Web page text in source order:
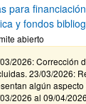
para
y fondos
abierto
2026: Corrección
23/03/2026:
algún
2026 al 09/04/